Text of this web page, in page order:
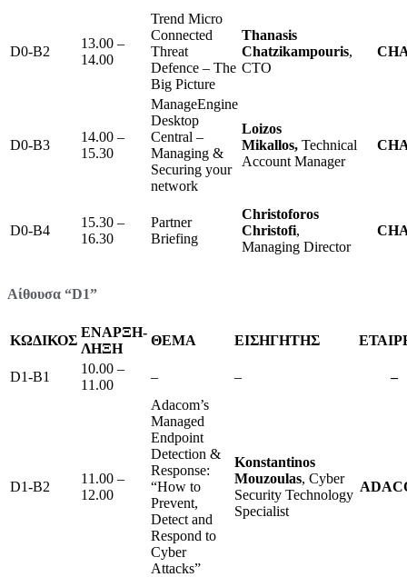
D0-B2
13.00 –
14.00
Trend Micro
Connected
Threat
Defence – The
Big Picture
Thanasis
Chatzikampouris,
CTO
D0-B3
14.00 –
15.30
ManageEngine
Desktop
Central –
Managing &
Securing your
network
Loizos
Mikallos, Technical
Account Manager
D0-B4
15.30 –
16.30
Partner
Briefing
Christoforos
Christofi,
Managing Director
Αίθουσα “D1”
ΚΩΔΙΚΟΣ
ΕΝΑΡΞΗ-
ΛΗΞΗ
ΘΕΜΑ ΕΙΣΗΓΗΤΗΣ
D1-B1
10.00 –
11.00
– – –
D1-B2
11.00 –
12.00
Adacom’s
Managed
Endpoint
Detection &
Response:
“How to
Prevent,
Detect and
Respond to
Cyber
Attacks”
Konstantinos
Mouzoulas, Cyber
Security Technology
Specialist